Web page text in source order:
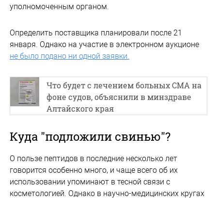
уполномоченным органом.
Определить поставщика планировали после 21
января. Однако на участие в электронном аукционе
не было подано ни одной заявки.
Что будет с лечением больных СМА на
фоне судов, объяснили в минздраве
Алтайского края
Куда "подложили свинью"?
О пользе пептидов в последние несколько лет
говорится особенно много, и чаще всего об их
использовании упоминают в тесной связи с
косметологией. Однако в научно-медицинских кругах